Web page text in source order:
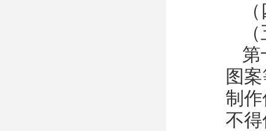
第
图
制
不